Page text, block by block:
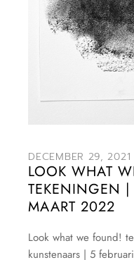
DECEMBER 29, 2021
LOOK WHAT
TEKENINGEN
MAART 2022
Look what we found!
kunstenaars | 5